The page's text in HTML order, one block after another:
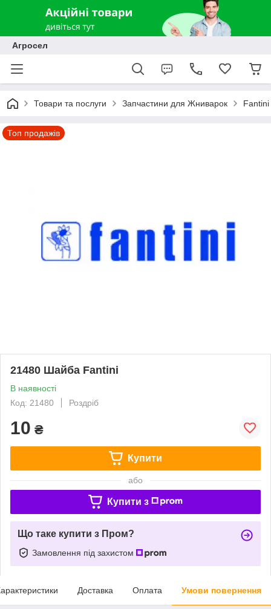
Агросел
Товари та послуги Запчастини для Жниварок
Топ продажів
21480 Шайба Fantini
В наявності
Код: 21480
Роздріб
10 ₴
Купити
або
Купити з
Що таке купити з Пром?
Замовлення під захистом
Доставка Оплата Умови повернення